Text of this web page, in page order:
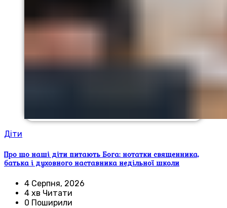
Діти
Про що наші діти питають Бога: нотатки священника,
батька і духовного наставника недільної школи
4 Серпня, 2026
4 хв Читати
0 Поширили